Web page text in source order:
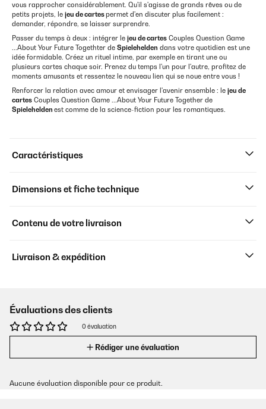
vous rapprocher considérablement. Qu'il s'agisse de grands rêves ou de
petits projets, le jeu de cartespermet d'en discuter plus facilement :
demander, répondre, se laisser surprendre.
Passer du temps à deux : intégrer le jeu de cartes Couples Question Game
...About Your Future Togethter de Spielehelden dans votre quotidien est une
idée formidable. Créez un rituel intime, par exemple en tirant une ou
plusieurs cartes chaque soir. Prenez du temps l'un pour l'autre, profitez de
moments amusants et ressentez le nouveau lien qui se noue entre vous !
Renforcer la relation avec amour et envisager l'avenir ensemble : le jeu de
cartes Couples Question Game ...About Your Future Together de
Spielehelden est comme de la science-fiction pour les romantiques.
Caractéristiques
Dimensions et fiche technique
Contenu de votre livraison
Livraison & expédition
Évaluations des clients
0 évaluation
Rédiger une évaluation
Aucune évaluation disponible pour ce produit.